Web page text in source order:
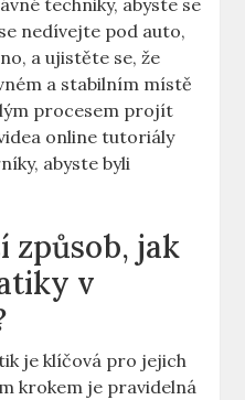
techniky, abyste se
nedívejte pod ⁣auto,
a ujistěte ⁢se, že
a stabilním místě
procesem projít
online tutoriály‌
abyste byli
způsob, jak
v
je klíčová pro jejich‍
krokem je⁤ pravidelná